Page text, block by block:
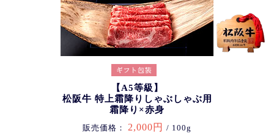
【A5等級】
松阪牛 特上霜降りしゃぶしゃぶ用
霜降り×赤身
販売価格： 2,000円 / 100g